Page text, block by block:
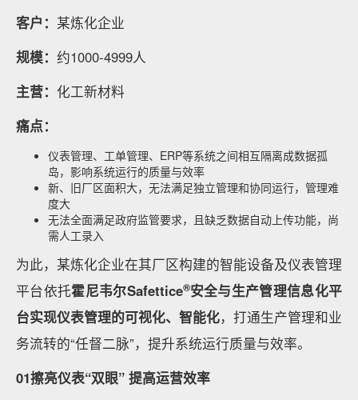
客户： 某炼化企业
规模： 约1000-4999人
主营： 化工新材料
痛点：
仪表管理、工单管理、ERP等系统之间相互隔离成数据孤
岛，影响系统运行的质量与效率
新、旧厂区面积大，无法满足独立管理和协同运行，管理难
度大
无法全面满足政府监管要求，且缺乏数据自动上传功能，尚
需人工录入
为此，某炼化企业在其厂区构建的智能设备及仪表管理
平台依托霍尼韦尔Safettice®安全与生产管理信息化平
台实现仪表管理的可视化、智能化，打通生产管理和业
务流转的“任督二脉”，提升系统运行质量与效率。
01擦亮仪表“双眼” 提高运营效率